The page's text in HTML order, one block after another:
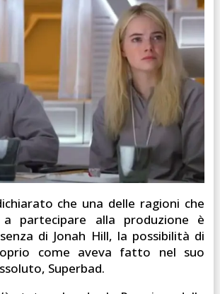
che una delle ragioni che
a partecipare alla produzione è
di Jonah Hill, la possibilità di
come aveva fatto nel suo
Superbad.